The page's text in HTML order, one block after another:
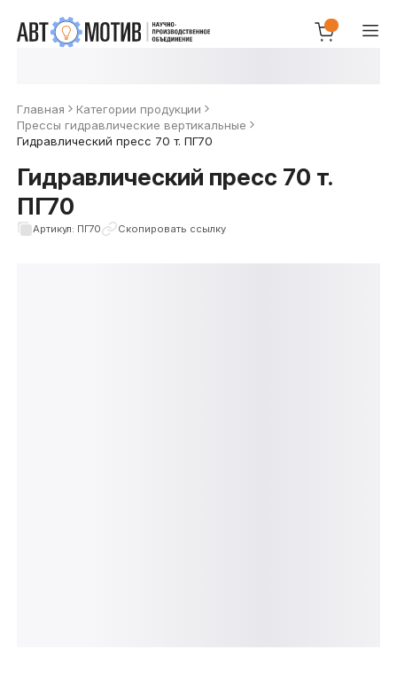
Главная
Категории продукции
Прессы гидравлические вертикальные
Гидравлический пресс 70 т. ПГ70
Гидравлический пресс 70 т.
ПГ70
Артикул: ПГ70 Скопировать ссылку